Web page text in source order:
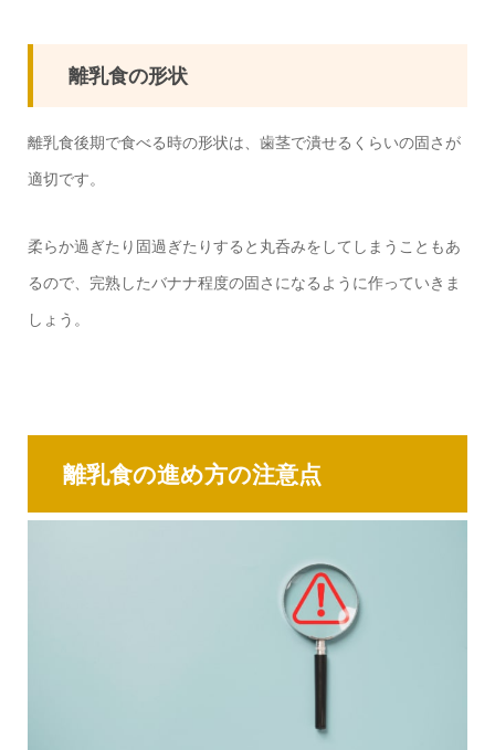
離乳食の形状
離乳食後期で食べる時の形状は、歯茎で潰せるくらいの固さが
適切です。
柔らか過ぎたり固過ぎたりすると丸呑みをしてしまうこともあ
るので、完熟したバナナ程度の固さになるように作っていきま
しょう。
離乳食の進め方の注意点